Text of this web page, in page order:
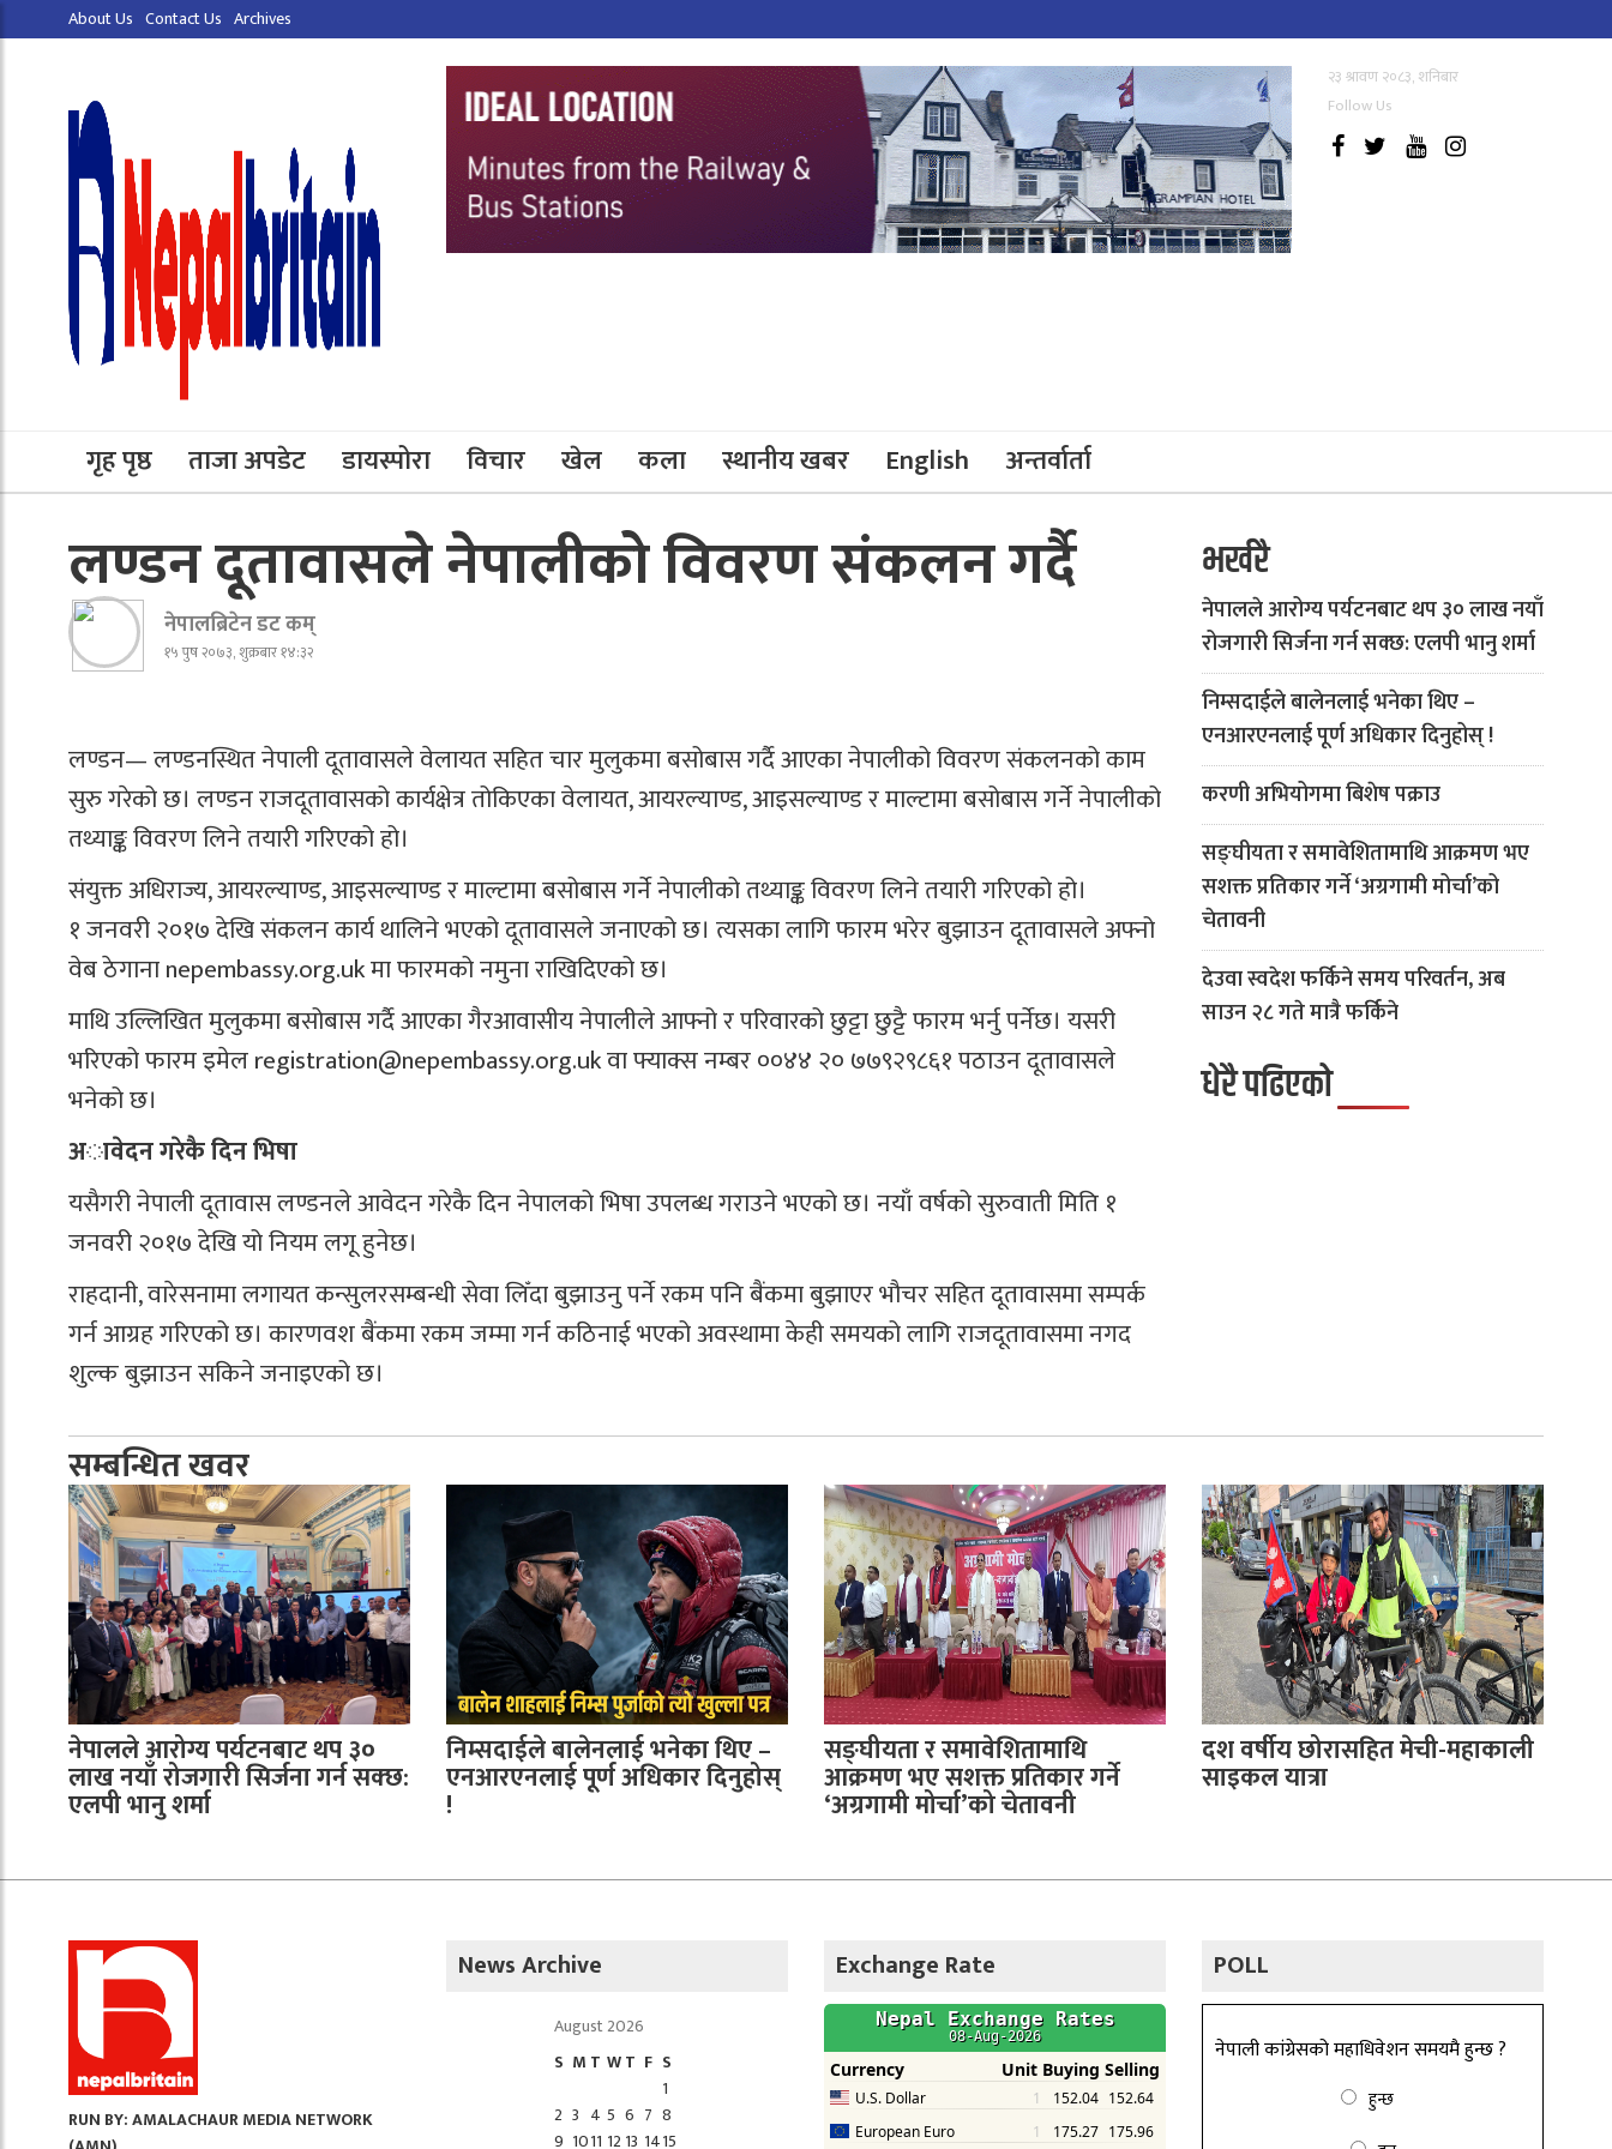
About Us Contact Us Archives
२३ श्रावण २०८३, शनिबार
Follow Us
गृह पृष्ठ ताजा अपडेट डायस्पोरा विचार खेल कला स्थानीय खबर English अन्तर्वार्ता
लण्डन दूतावासले नेपालीको विवरण संकलन गर्दै
नेपालब्रिटेन डट कम्
१५ पुष २०७३, शुक्रबार १४:३२
लण्डन— लण्डनस्थित नेपाली दूतावासले वेलायत सहित चार मुलुकमा बसोबास गर्दै आएका नेपालीको विवरण संकलनको काम
सुरु गरेको छ। लण्डन राजदूतावासको कार्यक्षेत्र तोकिएका वेलायत, आयरल्याण्ड, आइसल्याण्ड र माल्टामा बसोबास गर्ने नेपालीको
तथ्याङ्क विवरण लिने तयारी गरिएको हो।
संयुक्त अधिराज्य, आयरल्याण्ड, आइसल्याण्ड र माल्टामा बसोबास गर्ने नेपालीको तथ्याङ्क विवरण लिने तयारी गरिएको हो।
१ जनवरी २०१७ देखि संकलन कार्य थालिने भएको दूतावासले जनाएको छ। त्यसका लागि फारम भरेर बुझाउन दूतावासले अफ्नो
वेब ठेगाना nepembassy.org.uk मा फारमको नमुना राखिदिएको छ।
माथि उल्लिखित मुलुकमा बसोबास गर्दै आएका गैरआवासीय नेपालीले आफ्नो र परिवारको छुट्टा छुट्टै फारम भर्नु पर्नेछ। यसरी
भरिएको फारम इमेलregistration@nepembassy.org.ukवा फ्याक्स नम्बर ००४४ २० ७७९२९८६१ पठाउन दूतावासले
भनेको छ।
अावेदन गरेकै दिन भिषा
यसैगरी नेपाली दूतावास लण्डनले आवेदन गरेकै दिन नेपालको भिषा उपलब्ध गराउने भएको छ। नयाँ वर्षको सुरुवाती मिति १
जनवरी २०१७ देखि यो नियम लगू हुनेछ।
राहदानी, वारेसनामा लगायत कन्सुलरसम्बन्धी सेवा लिँदा बुझाउनु पर्ने रकम पनि बैंकमा बुझाएर भौचर सहित दूतावासमा सम्पर्क
गर्न आग्रह गरिएको छ। कारणवश बैंकमा रकम जम्मा गर्न कठिनाई भएको अवस्थामा केही समयको लागि राजदूतावासमा नगद
शुल्क बुझाउन सकिने जनाइएको छ।
भर्खरै
नेपालले आरोग्य पर्यटनबाट थप ३० लाख नयाँ
रोजगारी सिर्जना गर्न सक्छ: एलपी भानु शर्मा
निम्सदाईले बालेनलाई भनेका थिए –
एनआरएनलाई पूर्ण अधिकार दिनुहोस् !
करणी अभियोगमा बिशेष पक्राउ
सङ्घीयता र समावेशितामाथि आक्रमण भए
सशक्त प्रतिकार गर्ने ‘अग्रगामी मोर्चा’को
चेतावनी
देउवा स्वदेश फर्किने समय परिवर्तन, अब
साउन २८ गते मात्रै फर्किने
धेरै पढिएको
सम्बन्धित खवर
नेपालले आरोग्य पर्यटनबाट थप ३०
लाख नयाँ रोजगारी सिर्जना गर्न सक्छ:
एलपी भानु शर्मा
निम्सदाईले बालेनलाई भनेका थिए –
एनआरएनलाई पूर्ण अधिकार दिनुहोस्
!
सङ्घीयता र समावेशितामाथि
आक्रमण भए सशक्त प्रतिकार गर्ने
‘अग्रगामी मोर्चा’को चेतावनी
दश वर्षीय छोरासहित मेची-महाकाली
साइकल यात्रा
RUN BY: AMALACHAUR MEDIA NETWORK
News Archive
August 2026
S M T WT F S
1
2 3 4 5 6 7 8
9 1011 12 13 1415
Exchange Rate POLL
नेपाली कांग्रेसको महाधिवेशन समयमै हुन्छ ?
हुन्छ